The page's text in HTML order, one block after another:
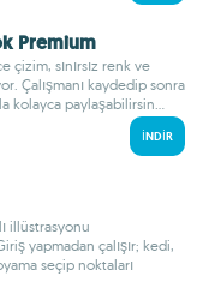
Premium
çizim, sınırsız renk ve
Çalışmanı kaydedip sonra
kolayca paylaşabilirsin...
İNDIR
illüstrasyonu
yapmadan çalışır; kedi,
seçip noktaları